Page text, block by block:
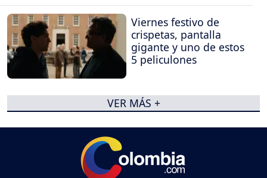
Viernes festivo de
crispetas, pantalla
gigante y uno de estos
5 peliculones
VER MÁS +